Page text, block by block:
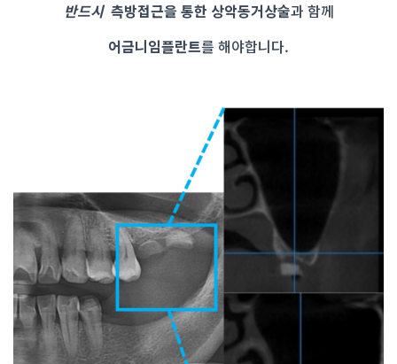
반드시 측방접근을 통한 상악동거상술과 함께
어금니임플란트를 해야합니다.